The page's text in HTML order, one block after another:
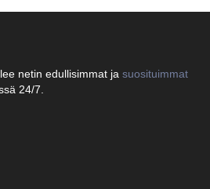
netin edullisimmat ja suosituimmat
24/7.